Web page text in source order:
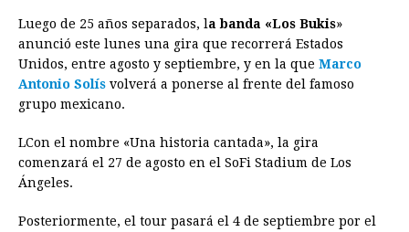
o
k
g
e
r
p
p
s
e
s
I
n
Luego de 25 años separados, la banda «Los Bukis»
anunció este lunes una gira que recorrerá Estados
Unidos, entre agosto y septiembre, y en la que Marco
Antonio Solís volverá a ponerse al frente del famoso
grupo mexicano.
LCon el nombre «Una historia cantada», la gira
comenzará el 27 de agosto en el SoFi Stadium de Los
Ángeles.
Posteriormente, el tour pasará el 4 de septiembre por el